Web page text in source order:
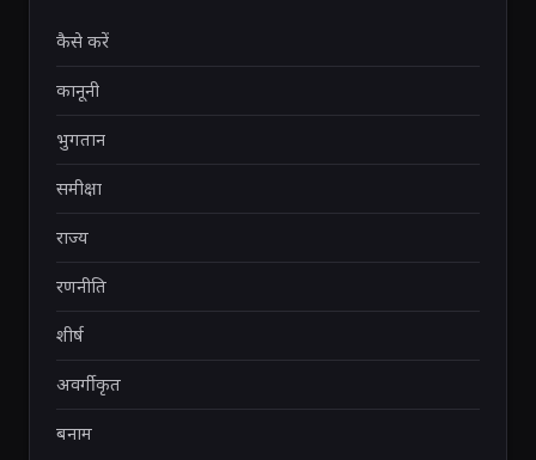
कैसे करें
कानूनी
भुगतान
समीक्षा
राज्य
रणनीति
शीर्ष
अवर्गीकृत
बनाम